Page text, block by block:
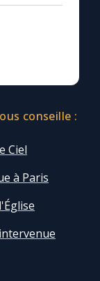
conseille :
Ciel
à Paris